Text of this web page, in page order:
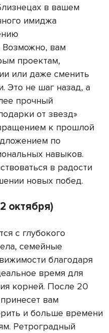
в вашем
имиджа
Возможно, вам
проектам,
или даже сменить
Это не шаг назад, а
прочный
от звезд»
к прошлой
по
навыков.
в радости
новых побед.
октября)
с глубокого
семейные
благодаря
время для
корней. После 20
вам
и больше времени
Ретроградный